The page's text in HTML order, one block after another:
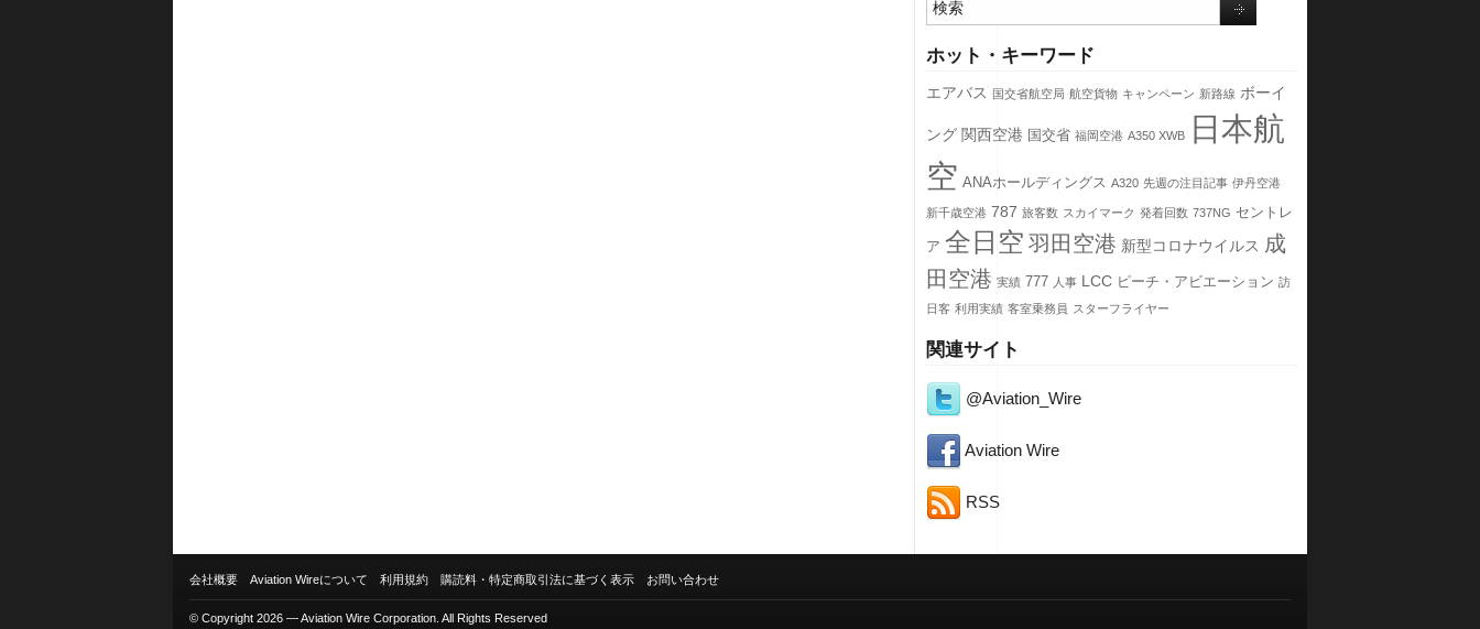
ホット・キーワード
エアバス 国交省航空局 航空貨物 キャンペーン 新路線 ボーイ
ング 関西空港 国交省 福岡空港 A350 XWB
日本航
空 ANAホールディングス A320 先週の注目記事 伊丹空港
新千歳空港 787 旅客数 スカイマーク 発着回数 737NG セントレ
ア 全日空 羽田空港 新型コロナウイルス 成
田空港 実績 777 人事 LCC ピーチ・アビエーション 訪
日客 利用実績 客室乗務員 スターフライヤー
関連サイト
@Aviation_Wire
Aviation Wire
RSS
会社概要 Aviation Wireについて 利用規約 購読料・特定商取引法に基づく表示 お問い合わせ
© Copyright 2026 — Aviation Wire Corporation. All Rights Reserved